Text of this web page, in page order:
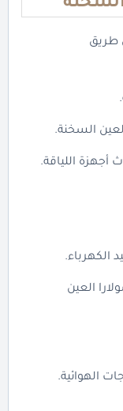
طريق
السخنة.
اللياقة.
الكهرباء.
العين
الهوائية.